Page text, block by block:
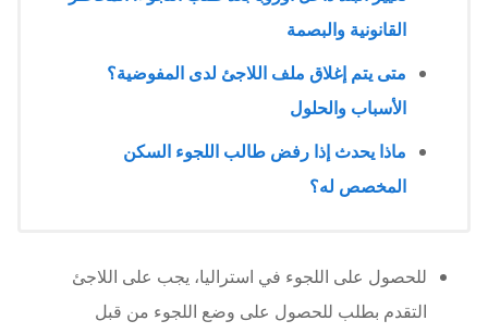
القانونية والبصمة
متى يتم إغلاق ملف اللاجئ لدى المفوضية؟
الأسباب والحلول
ماذا يحدث إذا رفض طالب اللجوء السكن
المخصص له؟
للحصول على اللجوء في استراليا، يجب على اللاجئ
التقدم بطلب للحصول على وضع اللجوء من قبل